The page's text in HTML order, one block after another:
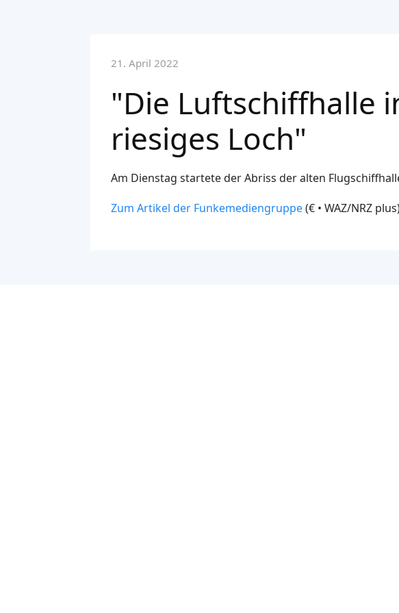
21. April 2022
"Die Luftschiffhalle
riesiges Loch"
Am Dienstag startete der Abriss der alten
Zum Artikel der Funkemediengruppe(€ • WAZ/NRZ